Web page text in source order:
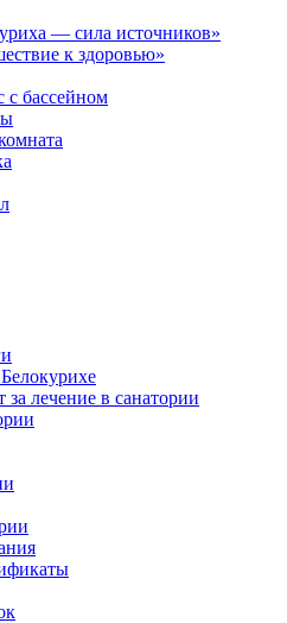
— сила источников»
к здоровью»
с бассейном
лечение в санатории